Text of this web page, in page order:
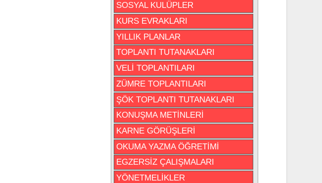
SOSYAL KULÜPLER
KURS EVRAKLARI
YILLIK PLANLAR
TOPLANTI TUTANAKLARI
VELİ TOPLANTILARI
ZÜMRE TOPLANTILARI
ŞÖK TOPLANTI TUTANAKLARI
KONUŞMA METİNLERİ
KARNE GÖRÜŞLERİ
OKUMA YAZMA ÖĞRETİMİ
EGZERSİZ ÇALIŞMALARI
YÖNETMELİKLER